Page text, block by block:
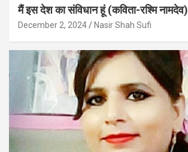
मैं इस देश का संविधान हूं (कविता-रश्मि नामदेव)
December 2, 2024 Nasir Shah Sufi